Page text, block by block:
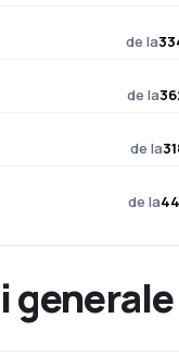
de la
de la
de la
de la
generale